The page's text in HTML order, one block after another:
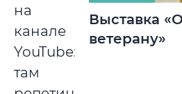
на
канале
YouTube:
там
Выставка
ветерану»